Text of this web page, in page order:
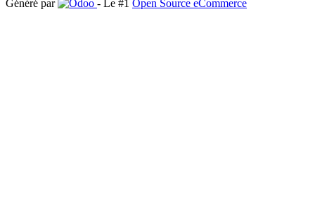
Généré par
- Le #1 Open Source eCommerce